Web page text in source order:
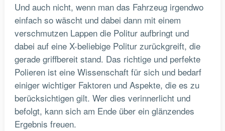
Und auch nicht, wenn man das Fahrzeug irgendwo
einfach so wäscht und dabei dann mit einem
verschmutzen Lappen die Politur aufbringt und
dabei auf eine X-beliebige Politur zurückgreift, die
gerade griffbereit stand. Das richtige und perfekte
Polieren ist eine Wissenschaft für sich und bedarf
einiger wichtiger Faktoren und Aspekte, die es zu
berücksichtigen gilt. Wer dies verinnerlicht und
befolgt, kann sich am Ende über ein glänzendes
Ergebnis freuen.